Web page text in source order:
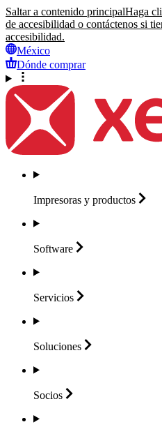
Saltar a contenido principalHaga
de accesibilidad o contáctenos si
accesibilidad.
México
Dónde comprar
Impresoras y productos
Software
Servicios
Soluciones
Socios